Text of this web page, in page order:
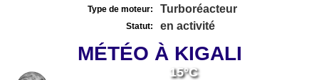
Type de moteur: Turboréacteur
Statut: en activité
MÉTÉO À KIGALI
15°C